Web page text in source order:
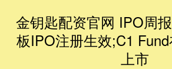
金钥匙配资官网 IPO周
板IPO注册生效;C1
上市